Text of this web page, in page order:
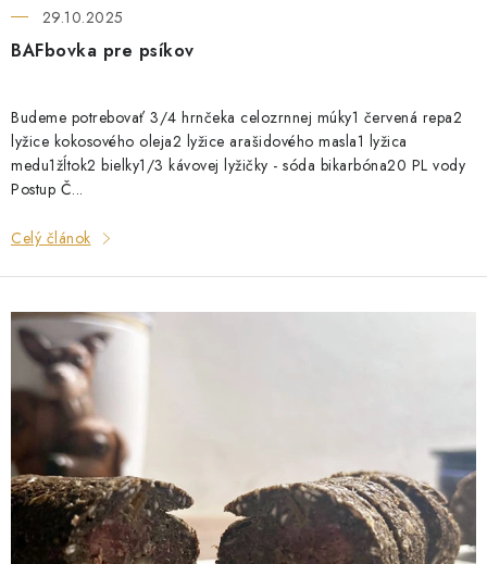
BAFbovka pre psíkov
29.10.2025
Budeme potrebovať 3/4 hrnčeka celozrnnej múky1 červená repa2
lyžice kokosového oleja2 lyžice arašidového masla1 lyžica
medu1žĺtok2 bielky1/3 kávovej lyžičky - sóda bikarbóna20 PL vody
Postup Č...
Celý článok